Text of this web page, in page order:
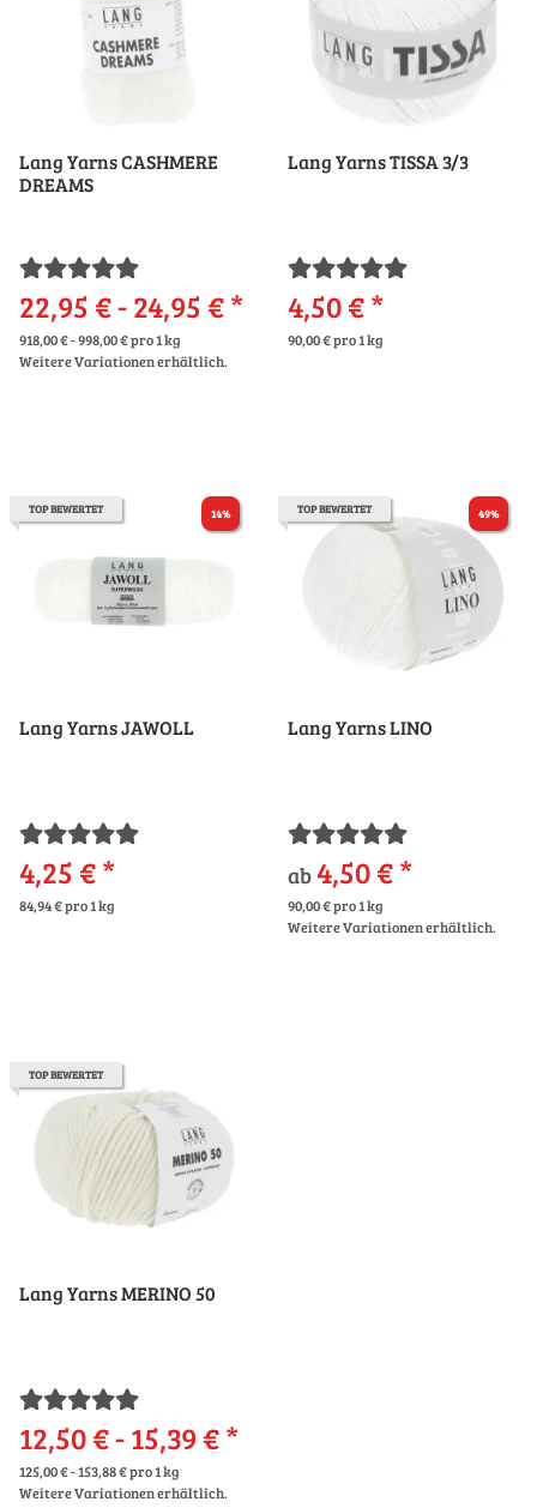
Lang Yarns CASHMERE
DREAMS
22,95 € -24,95 €*
918,00 € - 998,00 € pro 1 kg
Weitere Variationen erhältlich.
Lang Yarns TISSA 3/3
4,50 €*
90,00 € pro 1 kg
14%
TOP BEWERTET
Lang Yarns JAWOLL
4,25 €*
84,94 € pro 1 kg
49%
TOP BEWERTET
Lang Yarns LINO
ab 4,50 €*
90,00 € pro 1 kg
Weitere Variationen erhältlich.
TOP BEWERTET
Lang Yarns MERINO 50
12,50 € -15,39 €*
125,00 € - 153,88 € pro 1 kg
Weitere Variationen erhältlich.